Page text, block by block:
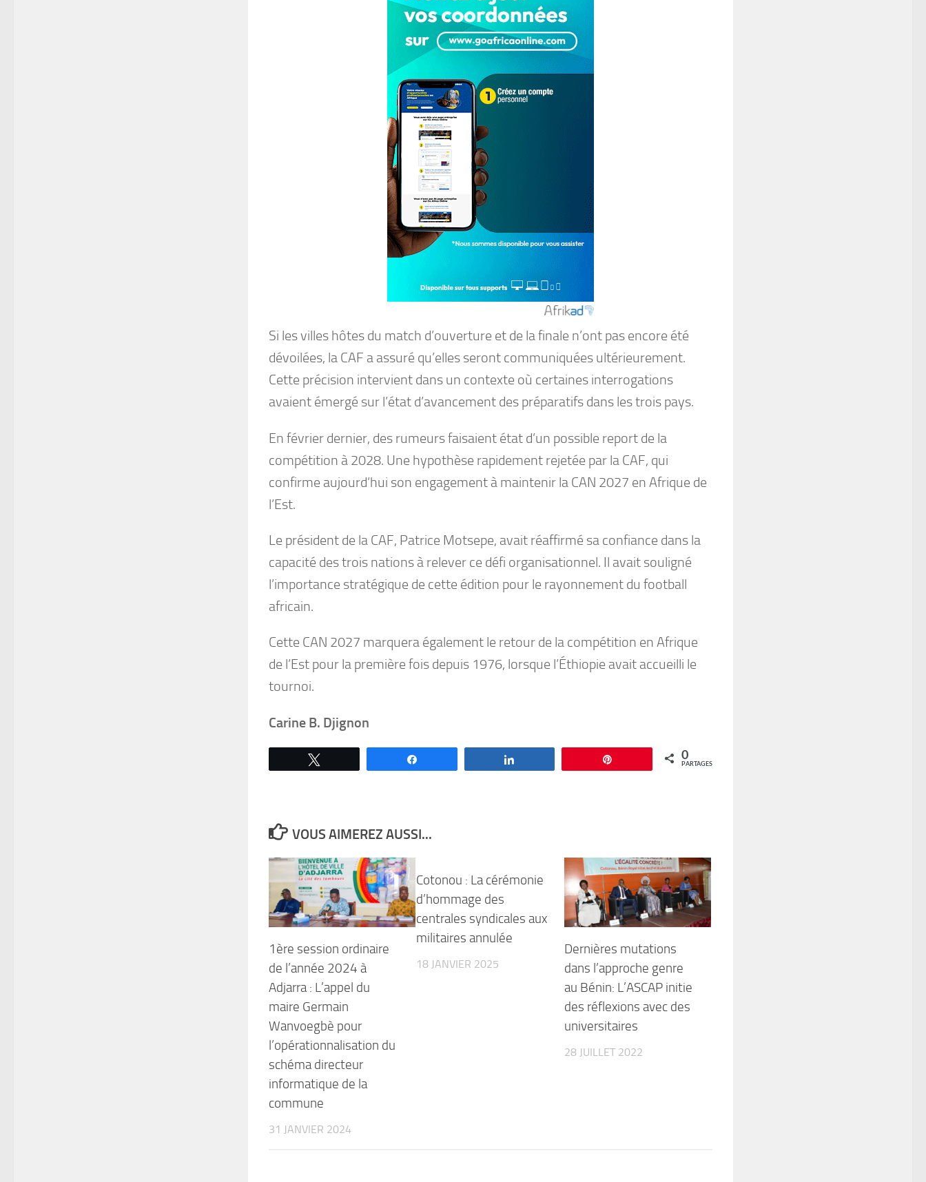
Si les villes hôtes du match d’ouverture et de la finale n’ont pas encore été
dévoilées, la CAF a assuré qu’elles seront communiquées ultérieurement.
Cette précision intervient dans un contexte où certaines interrogations
avaient émergé sur l’état d’avancement des préparatifs dans les trois pays.
En février dernier, des rumeurs faisaient état d’un possible report de la
compétition à 2028. Une hypothèse rapidement rejetée par la CAF, qui
confirme aujourd’hui son engagement à maintenir la CAN 2027 en Afrique de
l’Est.
Le président de la CAF, Patrice Motsepe, avait réaffirmé sa confiance dans la
capacité des trois nations à relever ce défi organisationnel. Il avait souligné
l’importance stratégique de cette édition pour le rayonnement du football
africain.
Cette CAN 2027 marquera également le retour de la compétition en Afrique
de l’Est pour la première fois depuis 1976, lorsque l’Éthiopie avait accueilli le
tournoi.
Carine B. Djignon
0
PARTAGES
VOUS AIMEREZ AUSSI...
1ère session ordinaire
de l’année 2024 à
Adjarra : L’appel du
maire Germain
Wanvoegbè pour
l’opérationnalisation du
schéma directeur
informatique de la
commune
31 JANVIER 2024
Cotonou : La cérémonie
d’hommage des
centrales syndicales aux
militaires annulée
18 JANVIER 2025
Dernières mutations
dans l’approche genre
au Bénin: L’ASCAP initie
des réflexions avec des
universitaires
28 JUILLET 2022